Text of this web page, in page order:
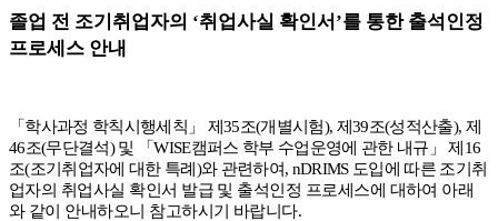
졸업 전 조기취업자의 ‘취업사실 확인서 ’를 통한 출석인정
프로세스 안내
「 학사과정 학칙시행세칙 」 제35조(개별시험), 제39조(성적산출), 제
46조(무단결석)및 「WISE캠퍼스 학부 수업운영에 관한 내규 」제 16
조(조기취업자에 대한 특례 )와 관련하여, nDRIMS 도입에 따른 조기취
업자의 취업사실 확인서 발급 및 출석인정 프로세스에 대하여 아래
와 같이 안내하오니 참고하시기 바랍니다.